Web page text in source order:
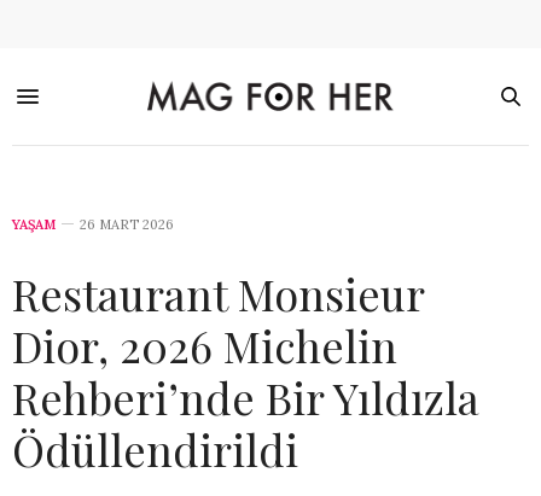
YAŞAM 26 MART 2026
Restaurant Monsieur
Dior, 2026 Michelin
Rehberi’nde Bir Yıldızla
Ödüllendirildi